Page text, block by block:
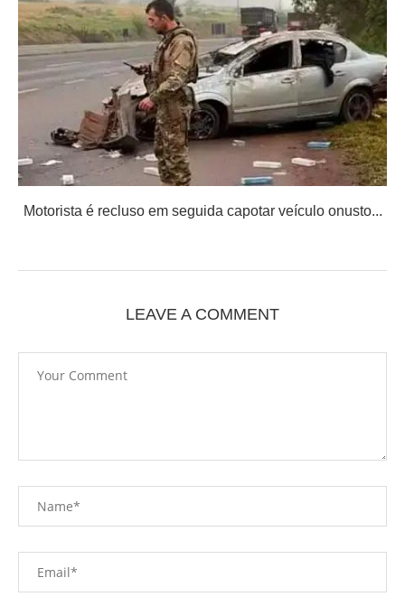
Motorista é recluso em seguida capotar veículo onusto...
LEAVE A COMMENT